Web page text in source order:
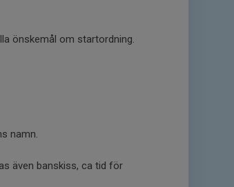
önskemål om startordning.
namn.
även banskiss, ca tid för